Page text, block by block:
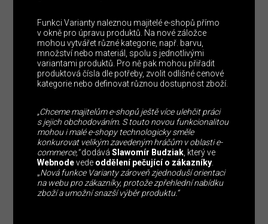
Funkci Varianty naleznou majitelé e-shopů přímo
v okně pro úpravu produktů. Na nové záložce
mohou vytvářet různé kategorie, např. barvu,
množství nebo materiál, spolu s jednotlivými
variantami produktů. Pro ně pak mohou přiřadit
produktová čísla dle potřeby, zvolit odlišné cenové
kategorie nebo definovat různou dostupnost zboží.
„Chceme majitelům e-shopů ještě více ulehčit práci
s jejich obchodováním. S touto novou funkcionalitou
mohou i malé e-shopy technologicky směle
konkurovat velikým zavedeným hráčům v oblasti e-
commerce,“dodáváSlawomír Budziak , který ve
Webnodevede oddělení pečující o zákazníky
„Nová funkce Varianty zároveň zjednoduší orientaci
na webu pro zákazníky, protože zpřehlední nabídku
zboží a umožní snazší výběr produktu.“